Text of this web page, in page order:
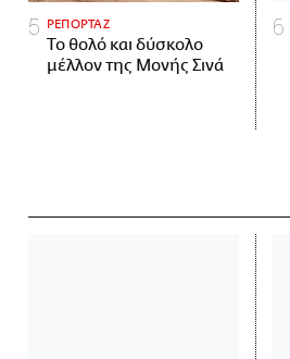
ΡΕΠΟΡΤΑΖ
Το θολό και δύσκολο
μέλλον της Μονής Σινά